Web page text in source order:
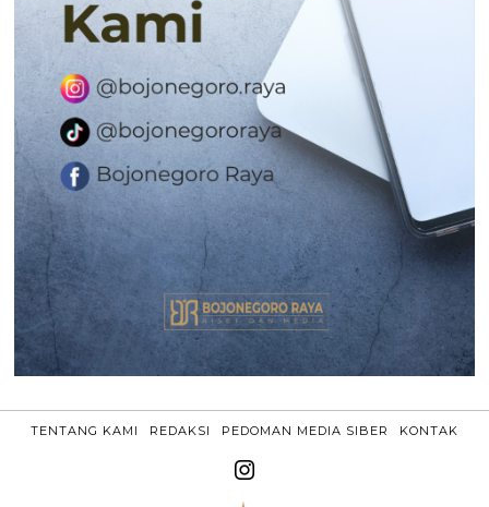
TENTANG KAMI REDAKSI PEDOMAN MEDIA SIBER KONTAK